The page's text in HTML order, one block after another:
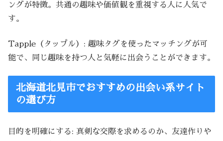
ングが特徴。共通の趣味や価値観を重視する人に人気で
す。
Tapple（タップル）: 趣味タグを使ったマッチングが可
能で、同じ趣味を持つ人と気軽に出会うことができます。
北海道北見市でおすすめの出会い系サイト
の選び方
目的を明確にする: 真剣な交際を求めるのか、友達作りや